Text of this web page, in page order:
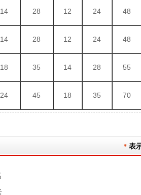
14 28 12 24 48
14 28 12 24 48
18 35 14 28 55
24 45 18 35 70
* 表